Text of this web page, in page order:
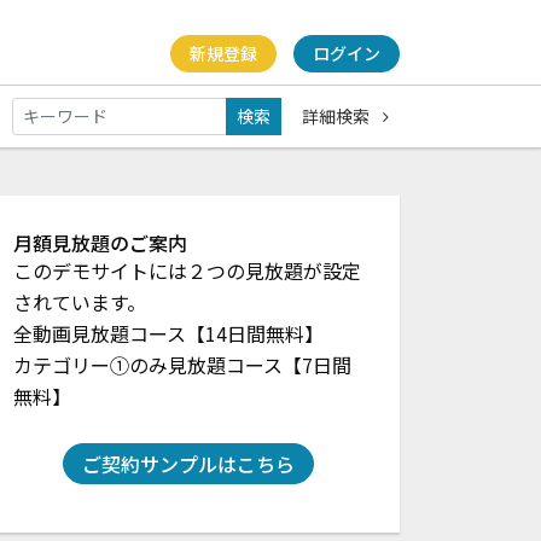
新規登録 ログイン
検索 詳細検索
月額見放題のご案内
このデモサイトには２つの見放題が設定
されています。
全動画見放題コース【14日間無料】
カテゴリー①のみ見放題コース【7日間
無料】
ご契約サンプルはこちら